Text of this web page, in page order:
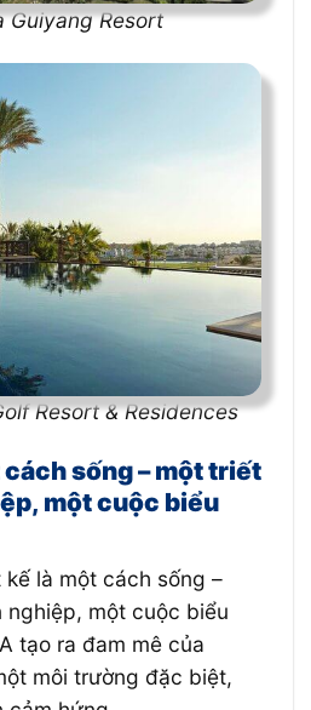
Guiyang Resort
Resort & Residences
sống – một triết
một cuộc biểu
là một cách sống –
một cuộc biểu
tạo ra đam mê của
môi trường đặc biệt,